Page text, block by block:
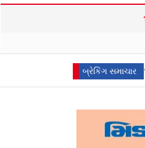
બ્રેકિંગ સમાચાર
પૈસા મોકલાવ્યા પણ હાજરી ન આપી